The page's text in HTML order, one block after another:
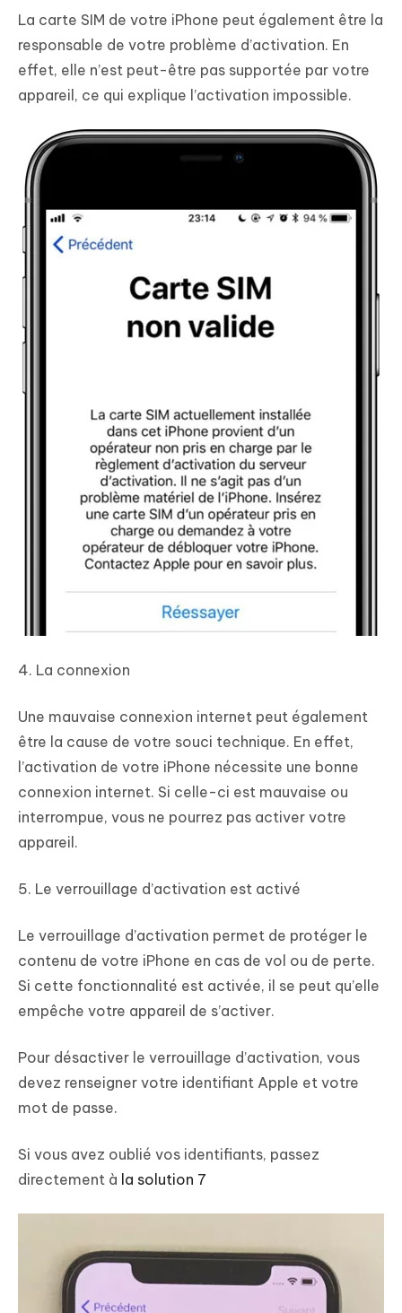
La carte SIM de votre iPhone peut également être la
responsable de votre problème d’activation. En
effet, elle n’est peut-être pas supportée par votre
appareil, ce qui explique l’activation impossible.
4. La connexion
Une mauvaise connexion internet peut également
être la cause de votre souci technique. En effet,
l’activation de votre iPhone nécessite une bonne
connexion internet. Si celle-ci est mauvaise ou
interrompue, vous ne pourrez pas activer votre
appareil.
5. Le verrouillage d’activation est activé
Le verrouillage d’activation permet de protéger le
contenu de votre iPhone en cas de vol ou de perte.
Si cette fonctionnalité est activée, il se peut qu’elle
empêche votre appareil de s’activer.
Pour désactiver le verrouillage d’activation, vous
devez renseigner votre identifiant Apple et votre
mot de passe.
Si vous avez oublié vos identifiants, passez
directement à la solution 7